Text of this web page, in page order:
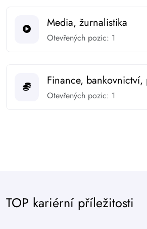
Media, žurnalistika
Otevřených pozic: 1
Finance,
Otevřených pozic: 1
TOP kariérní příležitosti